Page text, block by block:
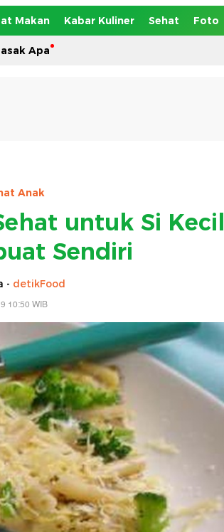
Makan Kabar Kuliner Sehat Foto
Apa
Anak
untuk Si Kecil
Sendiri
- detikFood
10:50 WIB